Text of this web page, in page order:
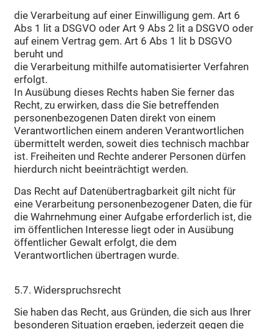
die Verarbeitung auf einer Einwilligung gem. Art 6
Abs 1 lit a DSGVO oder Art 9 Abs 2 lit a DSGVO oder
auf einem Vertrag gem. Art 6 Abs 1 lit b DSGVO
beruht und
die Verarbeitung mithilfe automatisierter Verfahren
erfolgt.
In Ausübung dieses Rechts haben Sie ferner das
Recht, zu erwirken, dass die Sie betreffenden
personenbezogenen Daten direkt von einem
Verantwortlichen einem anderen Verantwortlichen
übermittelt werden, soweit dies technisch machbar
ist. Freiheiten und Rechte anderer Personen dürfen
hierdurch nicht beeinträchtigt werden.
Das Recht auf Datenübertragbarkeit gilt nicht für
eine Verarbeitung personenbezogener Daten, die für
die Wahrnehmung einer Aufgabe erforderlich ist, die
im öffentlichen Interesse liegt oder in Ausübung
öffentlicher Gewalt erfolgt, die dem
Verantwortlichen übertragen wurde.
5.7. Widerspruchsrecht
Sie haben das Recht, aus Gründen, die sich aus Ihrer
besonderen Situation ergeben, jederzeit gegen die